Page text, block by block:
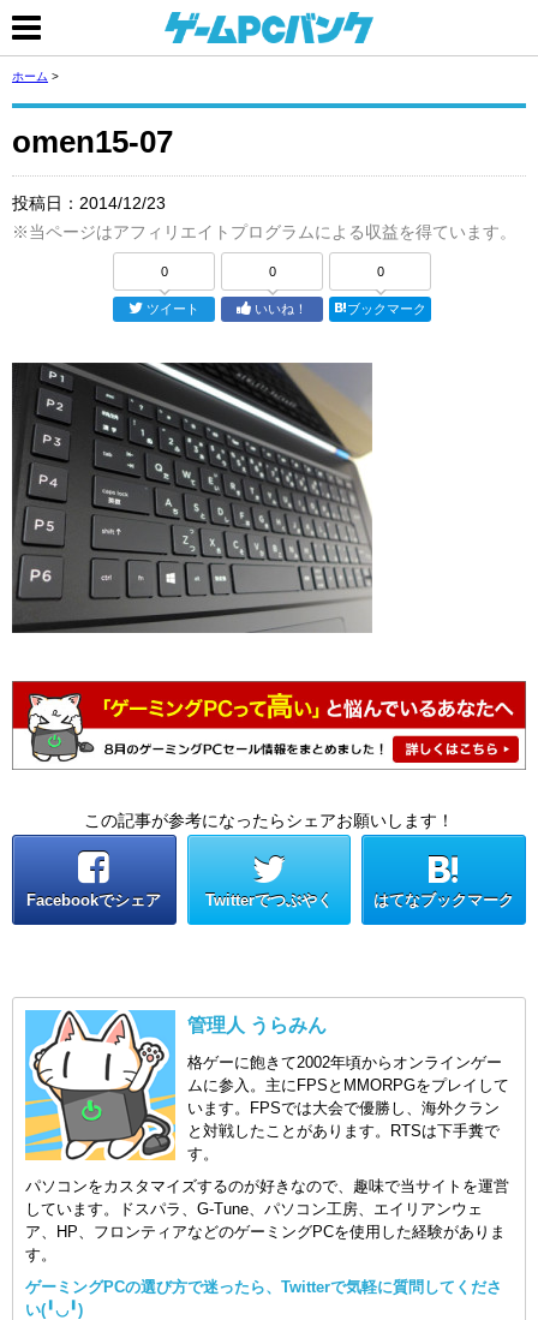
ホーム >
omen15-07
投稿日： 2014/12/23
※当ページはアフィリエイトプログラムによる収益を得ています。
0
ツイート
0
いいね！
0
ブックマーク
この記事が参考になったらシェアお願いします！
Facebookでシェア Twitterでつぶやく はてなブックマーク
管理人 うらみん
格ゲーに飽きて2002年頃からオンラインゲー
ムに参入。主にFPSとMMORPGをプレイして
います。FPSでは大会で優勝し、海外クラン
と対戦したことがあります。RTSは下手糞で
す。
パソコンをカスタマイズするのが好きなので、趣味で当サイトを運営
しています。ドスパラ、G-Tune、パソコン工房、エイリアンウェ
ア、HP、フロンティアなどのゲーミングPCを使用した経験がありま
す。
ゲーミングPCの選び方で迷ったら、Twitterで気軽に質問してくださ
い(╹◡╹)